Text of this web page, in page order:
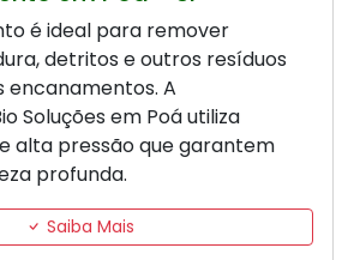
é ideal para remover
detritos e outros resíduos
encanamentos. A
Soluções em Poá utiliza
alta pressão que garantem
profunda.
Saiba Mais